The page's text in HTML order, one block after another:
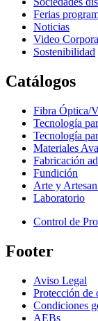
Ferias
Noticias
Video
Sostenibilidad
Catálogos
Fibra Óptica/
Tecnología
Tecnología
Materiales
Fabricación
Fundición
Arte y
Laboratorio
Control de
Footer
Aviso Legal
Protección de
Condiciones
AEBs